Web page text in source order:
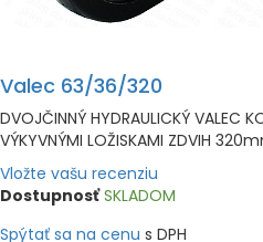
Valec 63/36/320
DVOJČINNÝ HYDRAULICKÝ VALEC
VÝKYVNÝMI LOŽISKAMI ZDVIH
Vložte vašu recenziu
Dostupnosť SKLADOM
Spýtať sa na cenu s DPH